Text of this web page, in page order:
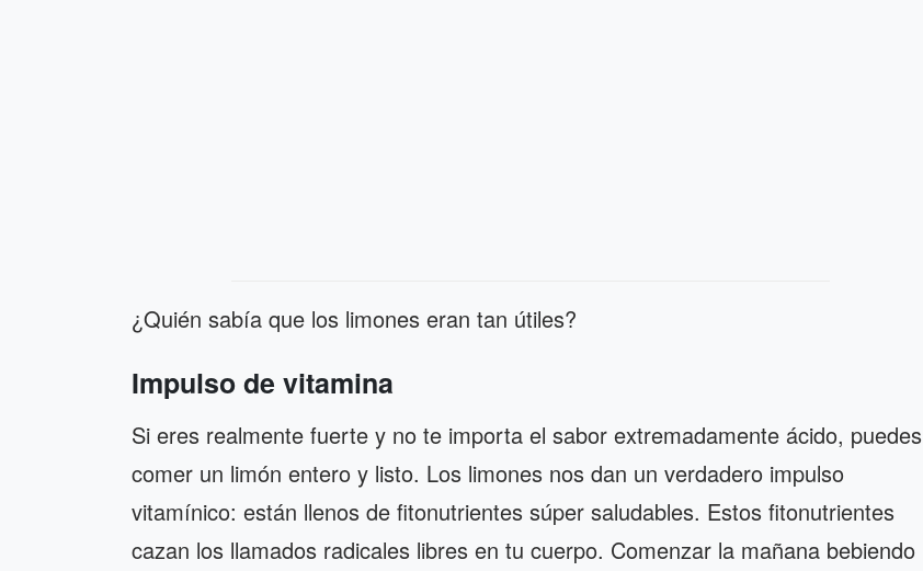
¿Quién sabía que los limones eran tan útiles?
Impulso de vitamina
Si eres realmente fuerte y no te importa el sabor extremadamente ácido, puedes
comer un limón entero y listo. Los limones nos dan un verdadero impulso
vitamínico: están llenos de fitonutrientes súper saludables. Estos fitonutrientes
cazan los llamados radicales libres en tu cuerpo. Comenzar la mañana bebiendo